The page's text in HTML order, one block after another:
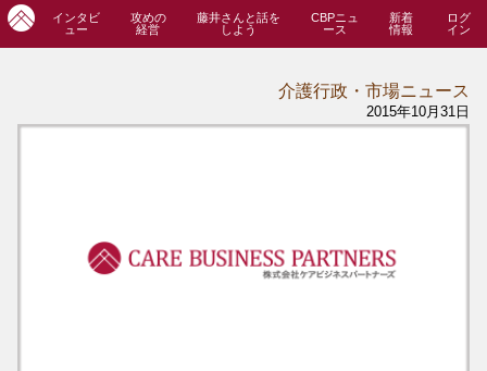
インタビ
ュー
攻めの
経営
藤井さんと話を
しよう
CBPニュ
ース
新着
情報
ログ
イン
介護行政・市場ニュース
2015年10月31日